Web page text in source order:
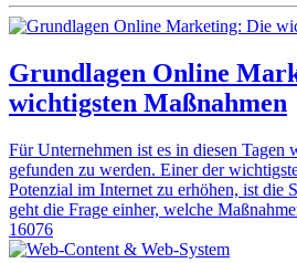
Grundlagen Online
wichtigsten Maßnahmen
Für Unternehmen ist es in diesen Tagen
gefunden zu werden. Einer der
Potenzial im Internet zu erhöhen, ist die
geht die Frage einher, welche
16076